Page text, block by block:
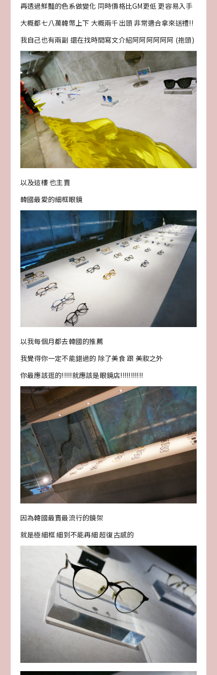
再透過鮮豔的色系做變化 同時價格比GM更低 更容易入手
大概都七八萬韓幣上下 大概兩千出頭 非常適合拿來送禮!!
我自己也有兩副 還在找時間寫文介紹阿阿阿阿阿阿 (抱頭)
以及這樓 也主賣
韓國最愛的細框眼鏡
以我每個月都去韓國的推薦
我覺得你一定不能錯過的 除了美食 跟 美妝之外
你最應該逛的!!!!!就應該是眼鏡店!!!!!!!!!!!
因為韓國最賣最流行的鏡架
就是極細框 細到不能再細 超復古感的